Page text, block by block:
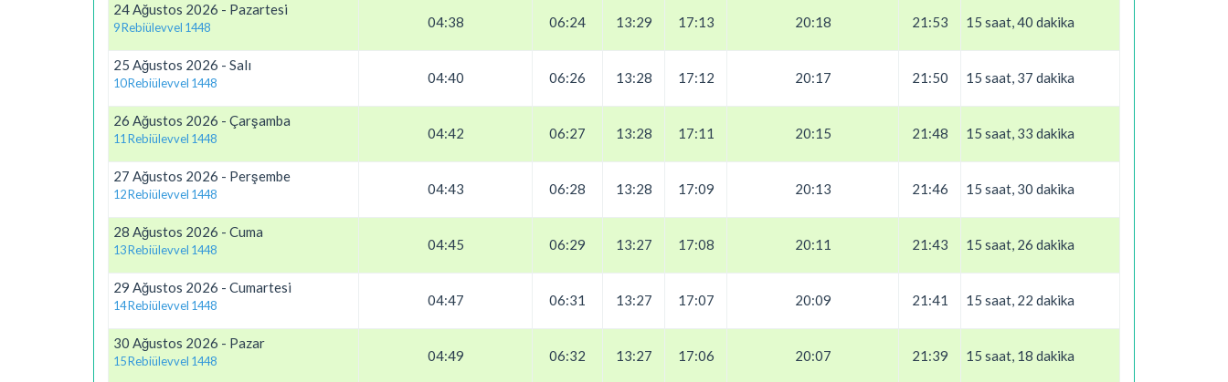
24 Ağustos 2026 - Pazartesi
9 Rebiülevvel 1448 04:38 06:24 13:29 17:13 20:18 21:53 15 saat, 40 dakika
25 Ağustos 2026 - Salı
10 Rebiülevvel 1448 04:40 06:26 13:28 17:12 20:17 21:50 15 saat, 37 dakika
26 Ağustos 2026 - Çarşamba
11 Rebiülevvel 1448 04:42 06:27 13:28 17:11 20:15 21:48 15 saat, 33 dakika
27 Ağustos 2026 - Perşembe
12 Rebiülevvel 1448 04:43 06:28 13:28 17:09 20:13 21:46 15 saat, 30 dakika
28 Ağustos 2026 - Cuma
13 Rebiülevvel 1448 04:45 06:29 13:27 17:08 20:11 21:43 15 saat, 26 dakika
29 Ağustos 2026 - Cumartesi
14 Rebiülevvel 1448 04:47 06:31 13:27 17:07 20:09 21:41 15 saat, 22 dakika
30 Ağustos 2026 - Pazar
15 Rebiülevvel 1448 04:49 06:32 13:27 17:06 20:07 21:39 15 saat, 18 dakika